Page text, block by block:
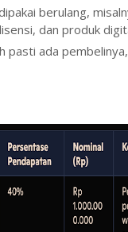
berulang,
dan produk
pasti ada